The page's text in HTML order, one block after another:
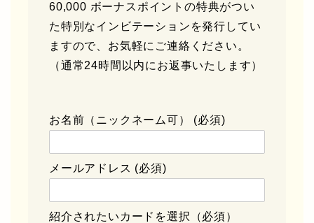
60,000 ボーナスポイントの特典がつい
た特別なインビテーションを発行してい
ますので、お気軽にご連絡ください。
（通常24時間以内にお返事いたします）
お名前（ニックネーム可） (必須)
メールアドレス (必須)
紹介されたいカードを選択（必須）